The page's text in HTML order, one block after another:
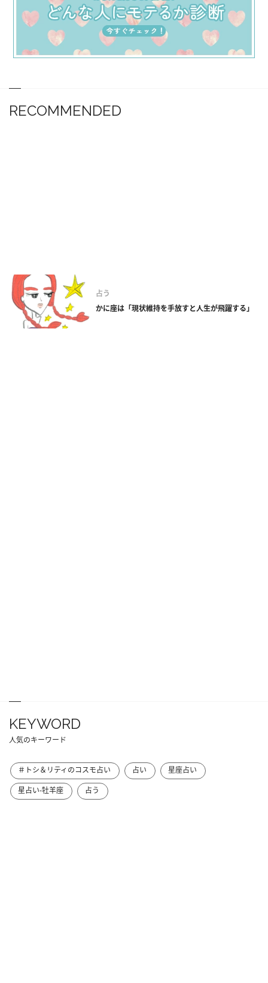
RECOMMENDED
占う
かに座は「現状維持を手放すと人生が飛躍する」
KEYWORD
人気のキーワード
＃トシ＆リティのコスモ占い 占い
星座占い
星占い-牡羊座
占う